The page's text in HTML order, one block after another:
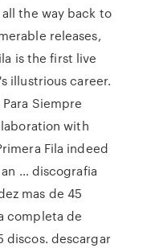
the way back to
releases,
is the first live
illustrious career.
Siempre
with
Fila indeed
… discografia
mas de 45
completa de
discos. descargar